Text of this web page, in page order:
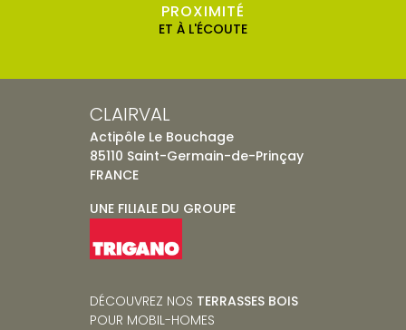
PROXIMITÉ
ET À L'ÉCOUTE
CLAIRVAL
Actipôle Le Bouchage
85110 Saint-Germain-de-Prinçay
FRANCE
UNE FILIALE DU GROUPE
DÉCOUVREZ NOS TERRASSES BOIS
POUR MOBIL-HOMES